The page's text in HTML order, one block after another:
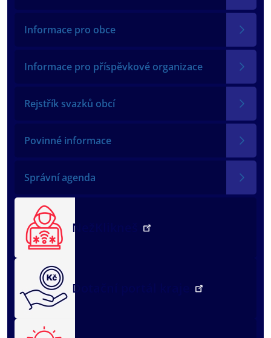
Informace pro obce
Informace pro příspěvkové organizace
Rejstřík svazků obcí
Povinné informace
Správní agenda
NežKlikneš
Dotační portál kraje